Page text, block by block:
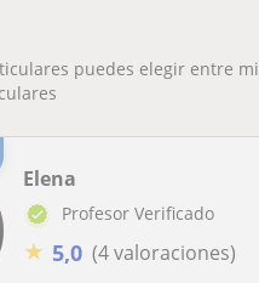
puedes elegir entre
Elena
Profesor Verificado
★ 5,0 (4 valoraciones)